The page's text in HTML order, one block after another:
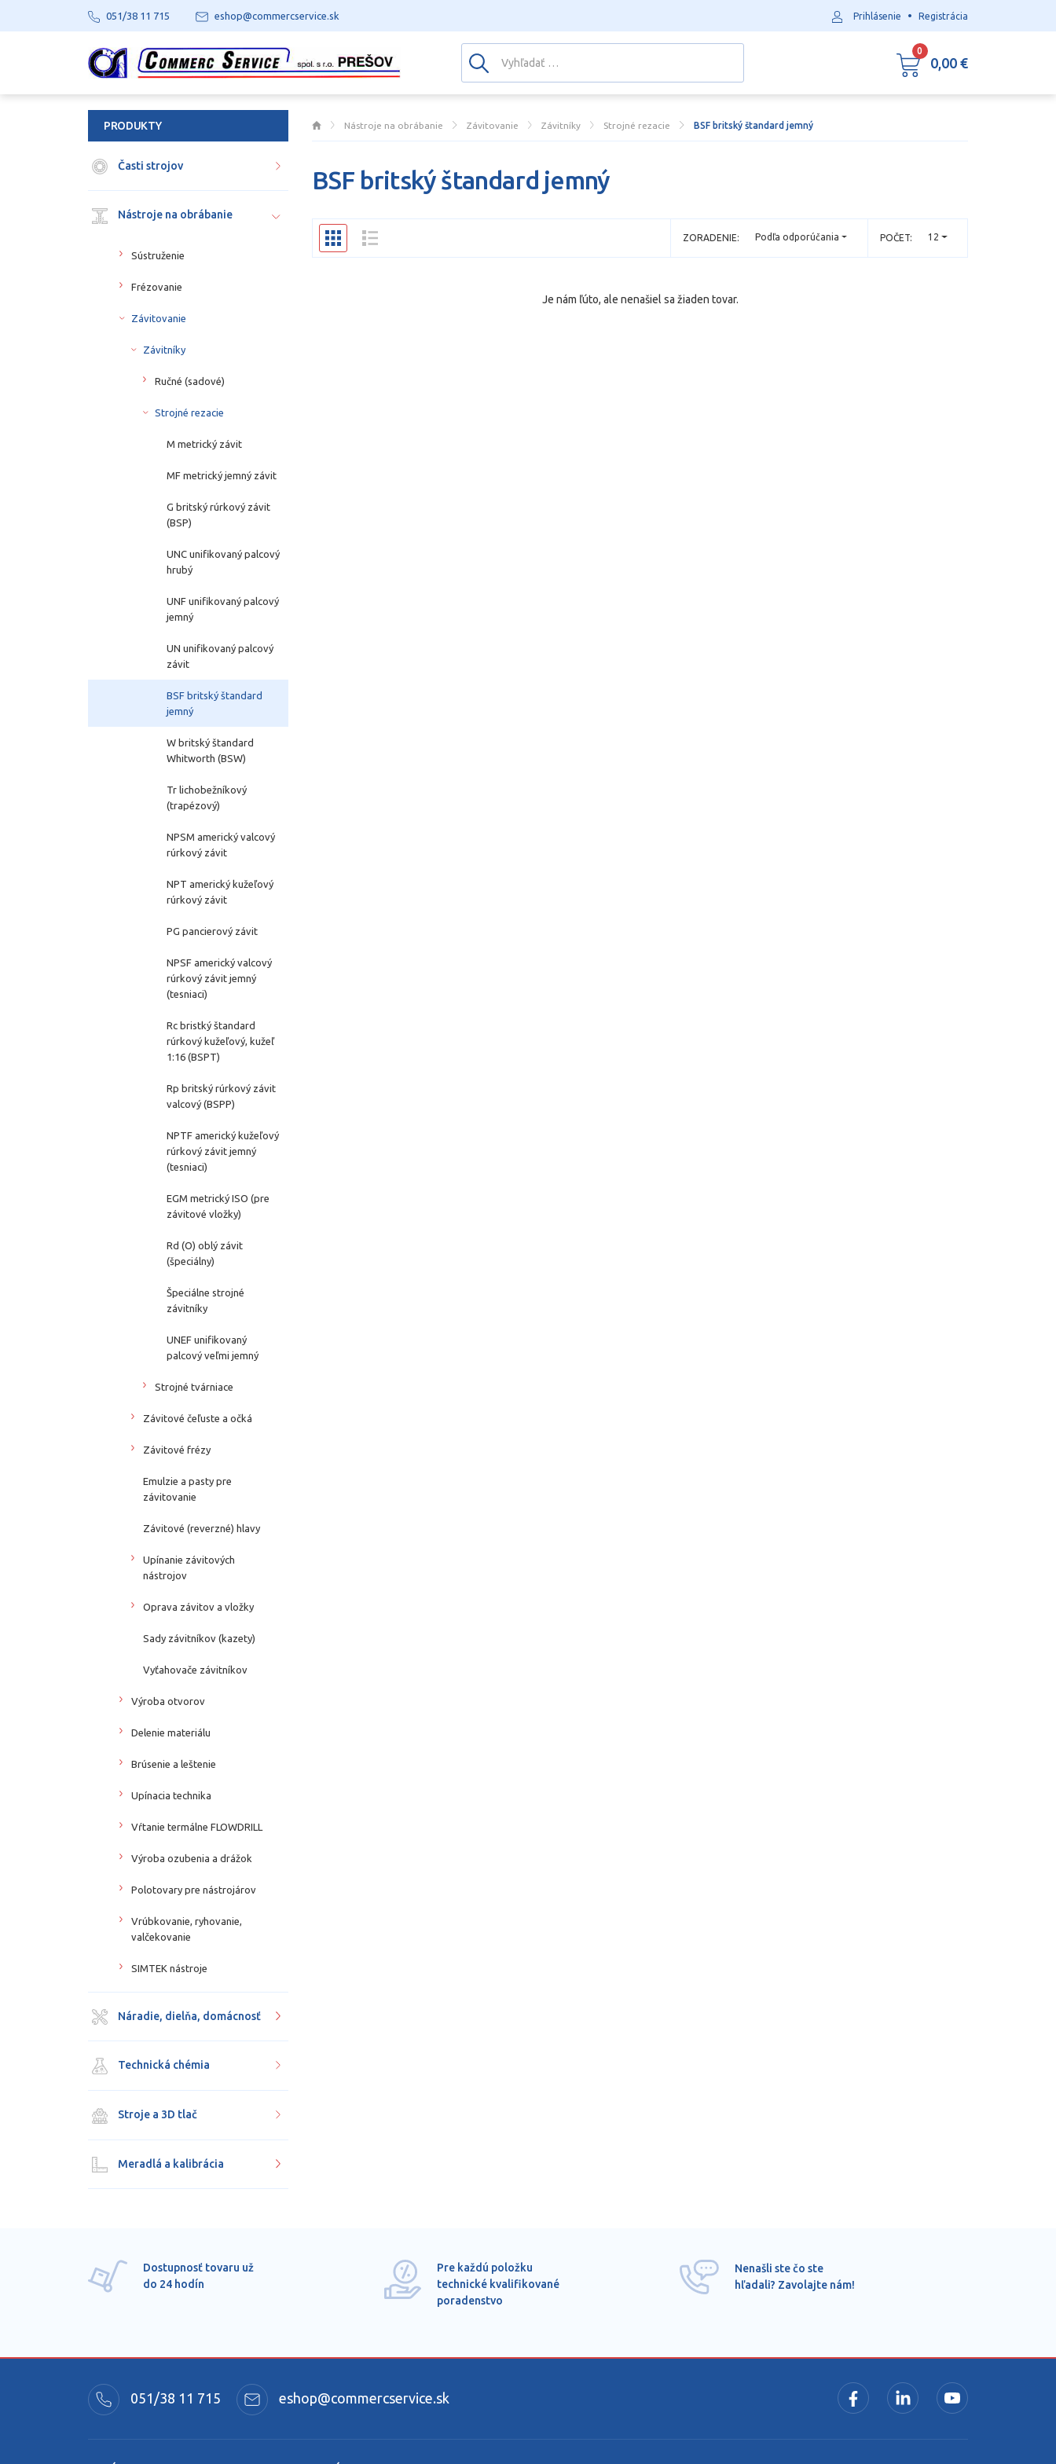
Nástroje na obrábanie Závitovanie Závitníky Strojné rezacie BSF britský štandard jemný
BSF britský štandard jemný
POČET: 12
ZORADENIE: Podľa odporúčania
Je nám ľúto, ale nenašiel sa žiaden tovar.
PRODUKTY
Časti strojov
Nástroje na obrábanie
Sústruženie
Frézovanie
Závitovanie
Závitníky
Ručné (sadové)
Strojné rezacie
M metrický závit
MF metrický jemný závit
G britský rúrkový závit
(BSP)
UNC unifikovaný palcový
hrubý
UNF unifikovaný palcový
jemný
UN unifikovaný palcový
závit
BSF britský štandard
jemný
W britský štandard
Whitworth (BSW)
Tr lichobežníkový
(trapézový)
NPSM americký valcový
rúrkový závit
NPT americký kužeľový
rúrkový závit
PG pancierový závit
NPSF americký valcový
rúrkový závit jemný
(tesniaci)
Rc bristký štandard
rúrkový kužeľový, kužeľ
1:16 (BSPT)
Rp britský rúrkový závit
valcový (BSPP)
NPTF americký kužeľový
rúrkový závit jemný
(tesniaci)
EGM metrický ISO (pre
závitové vložky)
Rd (O) oblý závit
(špeciálny)
Špeciálne strojné
závitníky
UNEF unifikovaný
palcový veľmi jemný
Strojné tvárniace
Závitové čeľuste a očká
Závitové frézy
Emulzie a pasty pre
závitovanie
Závitové (reverzné) hlavy
Upínanie závitových
nástrojov
Oprava závitov a vložky
Sady závitníkov (kazety)
Vyťahovače závitníkov
Výroba otvorov
Delenie materiálu
Brúsenie a leštenie
Upínacia technika
Vŕtanie termálne FLOWDRILL
Výroba ozubenia a drážok
Polotovary pre nástrojárov
Vrúbkovanie, ryhovanie,
valčekovanie
SIMTEK nástroje
Náradie, dielňa, domácnosť
Technická chémia
Stroje a 3D tlač
Meradlá a kalibrácia
Dostupnosť tovaru už
do 24 hodín
Pre každú položku
technické kvalifikované
poradenstvo
Nenašli ste čo ste
hľadali? Zavolajte nám!
051/38 11 715 eshop@commercservice.sk
051/38 11 715 eshop@commercservice.sk Prihlásenie • Registrácia
0
0,00 €